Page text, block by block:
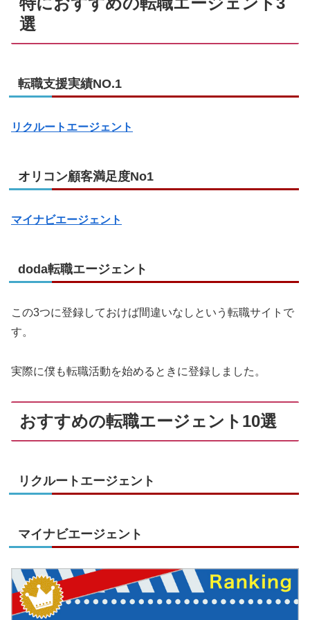
選
転職支援実績NO.1
リクルートエージェント
オリコン顧客満足度No1
マイナビエージェント
doda転職エージェント
この3つに登録しておけば間違いなしという転職サイトで
す。
実際に僕も転職活動を始めるときに登録しました。
おすすめの転職エージェント10選
リクルートエージェント
マイナビエージェント